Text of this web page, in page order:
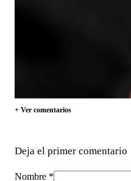
+ Ver comentarios
Deja el primer comentario
Nombre *